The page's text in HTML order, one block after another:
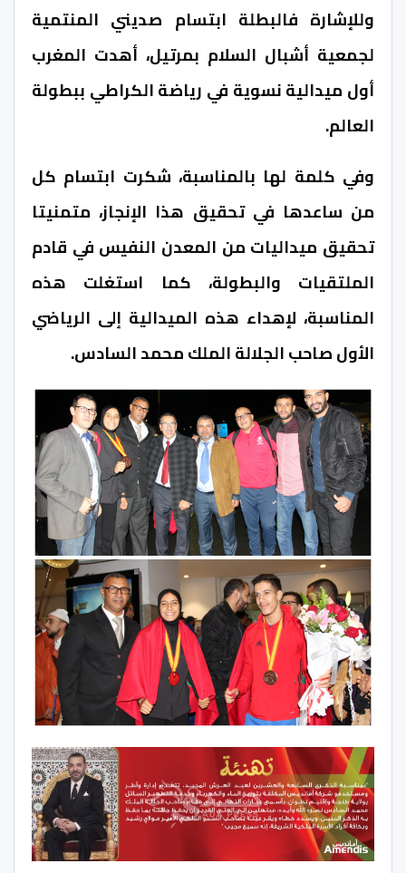
وللإشارة فالبطلة ابتسام صديني المنتمية
لجمعية أشبال السلام بمرتيل، أهدت المغرب
أول ميدالية نسوية في رياضة الكراطي ببطولة
العالم.
وفي كلمة لها بالمناسبة، شكرت ابتسام كل
من ساعدها في تحقيق هذا الإنجاز، متمنيتا
تحقيق ميداليات من المعدن النفيس في قادم
الملتقيات والبطولة، كما استغلت هذه
المناسبة، لإهداء هذه الميدالية إلى الرياضي
الأول صاحب الجلالة الملك محمد السادس.